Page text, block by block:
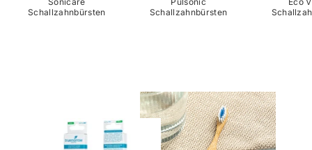
Schallzahnbürsten
Schallzahnbürsten